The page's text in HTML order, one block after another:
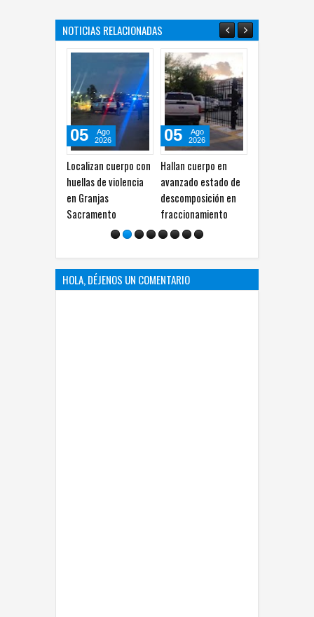
NOTICIAS RELACIONADAS
Localizan cuerpo con
huellas de violencia
Hallan cuerpo en
avanzado estado de
descomposición en
fraccionamiento
05
Localizan a hombre
sin vida en
estacionamiento de
paquetería
05
Ago
2026
HOLA, DÉJENOS UN COMENTARIO